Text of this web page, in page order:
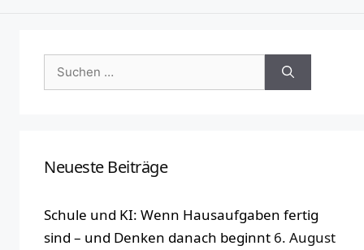
Suchen
nach:
Neueste Beiträge
Schule und KI: Wenn Hausaufgaben fertig
sind – und Denken danach beginnt 6. August